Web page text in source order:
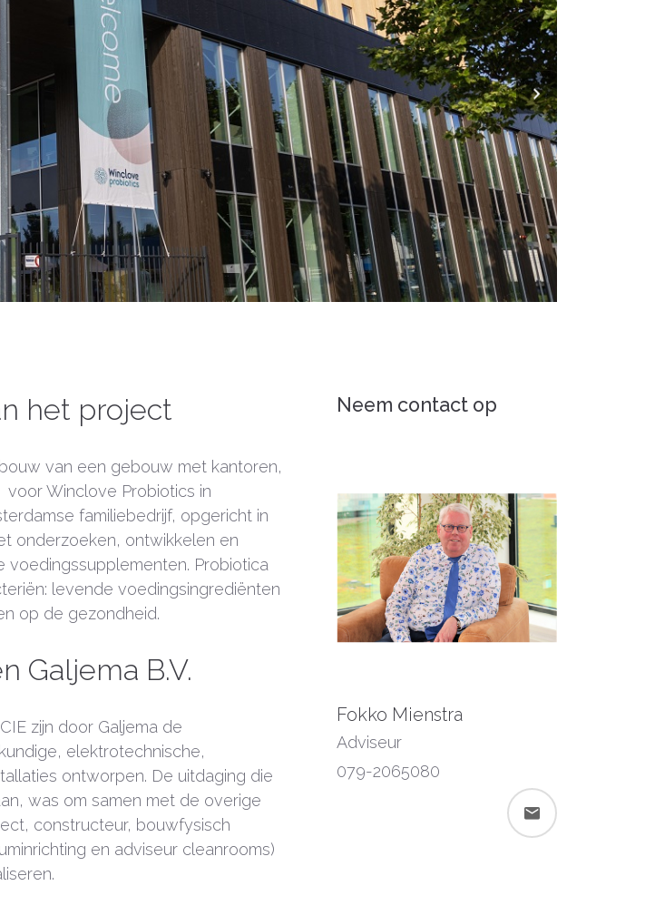
het project
van een gebouw met kantoren,
Winclove Probiotics in
familiebedrijf, opgericht in
onderzoeken, ontwikkelen en
Probiotica
levende voedingsingrediënten
op de gezondheid.
Galjema B.V.
zijn door Galjema de
elektrotechnische,
ontworpen. De uitdaging die
was om samen met de overige
constructeur, bouwfysisch
en adviseur cleanrooms)
Neem contact op
Fokko Mienstra
Adviseur
079-2065080